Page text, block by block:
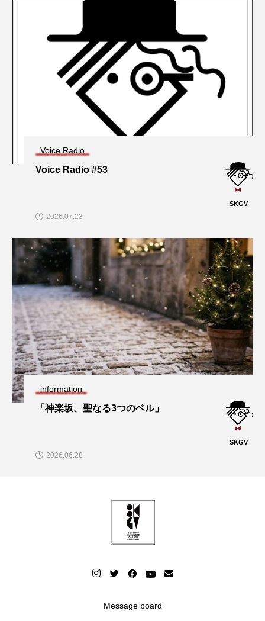
Voice Radio
Voice Radio #53
SKGV
2026.07.23
information
「神楽坂、聖なる3つのベル」
SKGV
2026.06.28
Message board